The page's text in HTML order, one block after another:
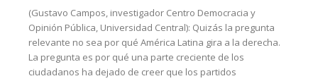
(Gustavo Campos, investigador Centro Democracia y
Opinión Pública, Universidad Central): Quizás la pregunta
relevante no sea por qué América Latina gira a la derecha.
La pregunta es por qué una parte creciente de los
ciudadanos ha dejado de creer que los partidos